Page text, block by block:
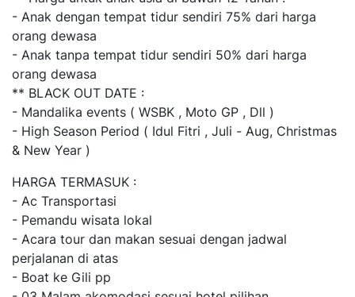
- Anak dengan tempat tidur sendiri 75% dari harga
orang dewasa
- Anak tanpa tempat tidur sendiri 50% dari harga
orang dewasa
** BLACK OUT DATE :
- Mandalika events ( WSBK , Moto GP , Dll )
- High Season Period ( Idul Fitri , Juli - Aug, Christmas
& New Year )
HARGA TERMASUK :
- Ac Transportasi
- Pemandu wisata lokal
- Acara tour dan makan sesuai dengan jadwal
perjalanan di atas
- Boat ke Gili pp